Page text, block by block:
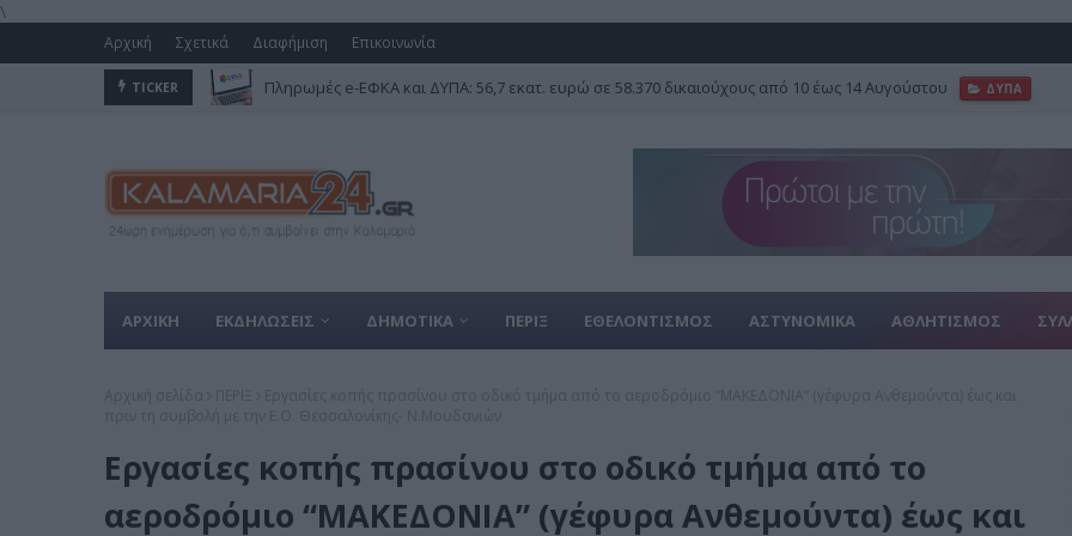
\
Αρχική Σχετικά Διαφήμιση Επικοινωνία
TICKER Πληρωμές e-ΕΦΚΑ και ΔΥΠΑ: 56,7 εκατ. ευρώ σε 58.370 δικαιούχους από 10 έως 14 Αυγούστου ΔΥΠΑ
ΑΡΧΙΚΗ ΕΚΔΗΛΩΣΕΙΣ ΔΗΜΟΤΙΚΑ ΠΕΡΙΞ ΕΘΕΛΟΝΤΙΣΜΟΣ ΑΣΤΥΝΟΜΙΚΑ ΑΘΛΗΤΙΣΜΟΣ
Εργασίες κοπής πρασίνου στο οδικό τμήμα από το
αεροδρόμιο “ΜΑΚΕΔΟΝΙΑ” (γέφυρα Ανθεμούντα) έως και